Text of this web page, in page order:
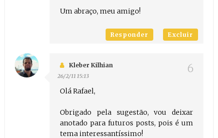
Um abraço, meu amigo!
Responder Excluir
Kleber Kilhian
26/2/11 15:13
Olá Rafael,
Obrigado pela sugestão, vou deixar
anotado para futuros posts, pois é um
tema interessantíssimo!